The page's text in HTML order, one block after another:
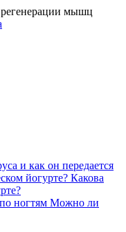
мышц
и как он передается
Какова
Можно ли